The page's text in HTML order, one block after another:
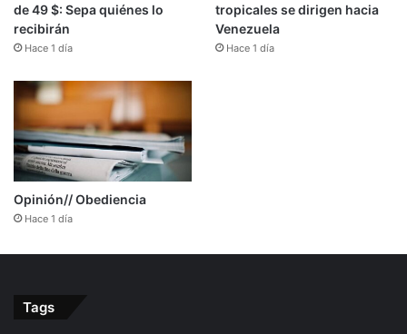
de 49 $: Sepa quiénes lo
recibirán
Hace 1 día
tropicales se dirigen hacia
Venezuela
Hace 1 día
Opinión// Obediencia
Hace 1 día
Tags